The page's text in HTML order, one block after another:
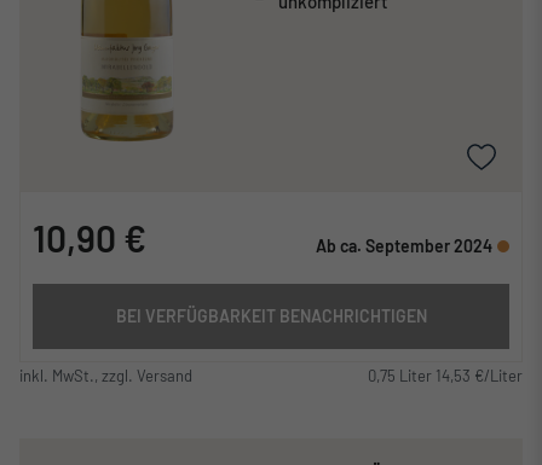
10,90 € Ab ca. September 2024
BEI VERFÜGBARKEIT BENACHRICHTIGEN
inkl. MwSt., zzgl. Versand 0,75 Liter 14,53 €/Liter